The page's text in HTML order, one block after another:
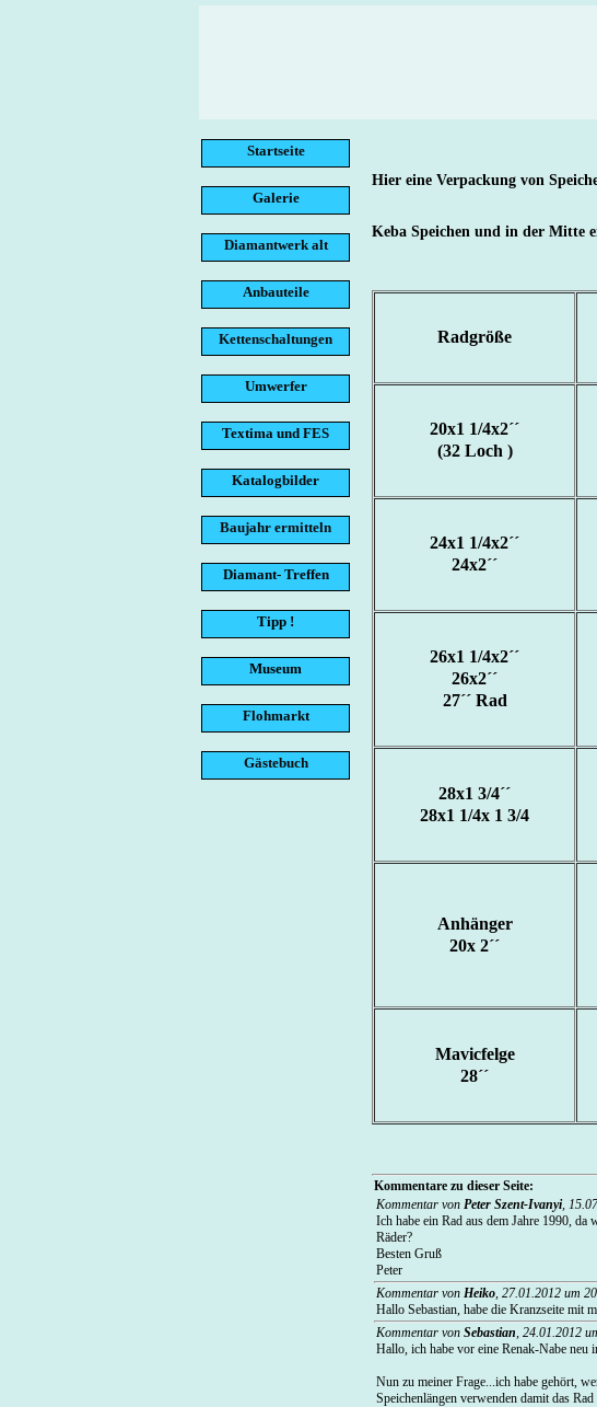
Startseite
Galerie
Diamantwerk alt
Anbauteile
Kettenschaltungen
Umwerfer
Textima und FES
Katalogbilder
Baujahr ermitteln
Diamant- Treffen
Tipp !
Museum
Flohmarkt
Gästebuch
Hier eine Verpackung von
Keba Speichen und in der Mitte
Radgröße
20x1 1/4x2´´
(32 Loch )
24x1 1/4x2´´
24x2´´
26x1 1/4x2´´
26x2´´
27´´ Rad
28x1 3/4´´
28x1 1/4x 1 3/4
Anhänger
20x 2´´
Mavicfelge
28´´
Kommentare zu dieser Seite:
Kommentar von Peter Szent-Ivanyi,
Ich habe ein Rad aus dem Jahre 1990,
Räder?
Besten Gruß
Peter
Kommentar von Heiko, 27.01.2012 um
Hallo Sebastian, habe die Kranzseite mit
Kommentar von Sebastian, 24.01.2012
Hallo, ich habe vor eine Renak-Nabe neu
Nun zu meiner Frage...ich habe gehört,
Speichenlängen verwenden damit das